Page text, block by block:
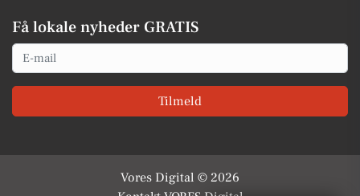
Få lokale nyheder GRATIS
Email
Tilmeld
Vores Digital © 2026